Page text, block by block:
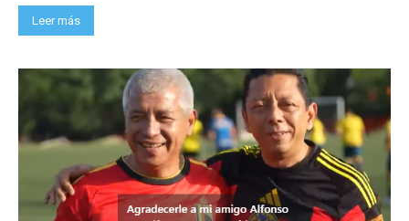
Leer más